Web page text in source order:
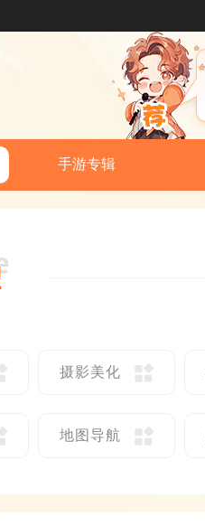
手游专辑
摄影美化
地图导航